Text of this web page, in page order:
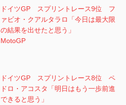
ドイツGP スプリントレース9位 フ
ァビオ・クアルタラロ「今日は最大限
の結果を出せたと思う」
MotoGP
ドイツGP スプリントレース8位 ペ
ドロ・アコスタ「明日はもう一歩前進
できると思う」